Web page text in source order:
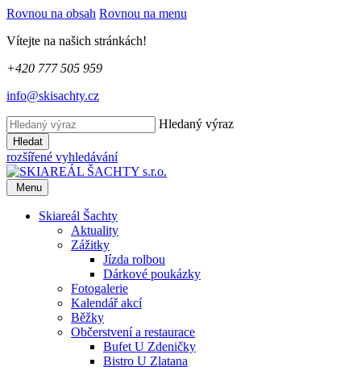
Rovnou na obsah Rovnou na menu
Vítejte na našich stránkách!
+420 777 505 959
info@skisachty.cz
Hledaný výraz
Hledat
rozšířené vyhledávání
Menu
Skiareál Šachty
Aktuality
Zážitky
Jízda rolbou
Dárkové poukázky
Fotogalerie
Kalendář akcí
Běžky
Občerstvení a restaurace
Bufet U Zdeničky
Bistro U Zlatana